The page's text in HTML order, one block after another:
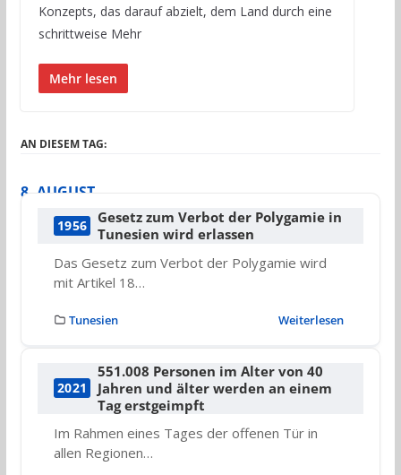
Konzepts, das darauf abzielt, dem Land durch eine
schrittweise Mehr
Mehr lesen
AN DIESEM TAG:
8. AUGUST
1956
Gesetz zum Verbot der Polygamie in
Tunesien wird erlassen
Das Gesetz zum Verbot der Polygamie wird
mit Artikel 18…
Tunesien Weiterlesen
2021
551.008 Personen im Alter von 40
Jahren und älter werden an einem
Tag erstgeimpft
Im Rahmen eines Tages der offenen Tür in
allen Regionen…